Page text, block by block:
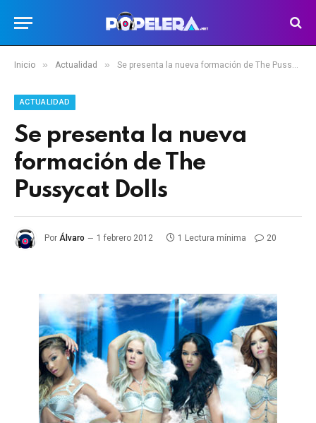
Inicio » Actualidad » Se presenta la nueva formación de The Pussycat Dolls
ACTUALIDAD
Se presenta la nueva
formación de The
Pussycat Dolls
Por Álvaro 1 febrero 2012 1 Lectura mínima 20